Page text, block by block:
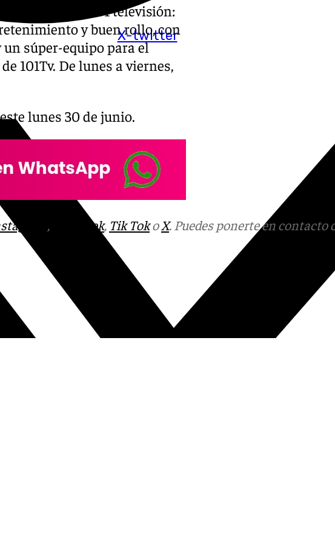
X-twitter
magazine de 101 televisión:
y buen rollo, con
un súper-equipo para el
101Tv. De lunes a viernes,
lunes 30 de junio.
, Facebook, Tik TokoX. Puedes ponerte en contacto